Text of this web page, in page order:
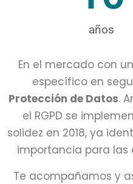
años
En el mercado con
específico en
Protección de Datos.
el RGPD se
solidez en 2018, ya
importancia para las
Te acompañamos y